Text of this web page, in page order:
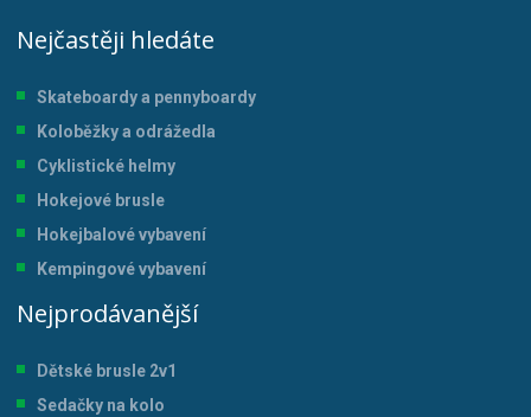
Nejčastěji hledáte
Skateboardy a pennyboardy
Koloběžky a odrážedla
Cyklistické helmy
Hokejové brusle
Hokejbalové vybavení
Kempingové vybavení
Nejprodávanější
Dětské brusle 2v1
Sedačky na kolo